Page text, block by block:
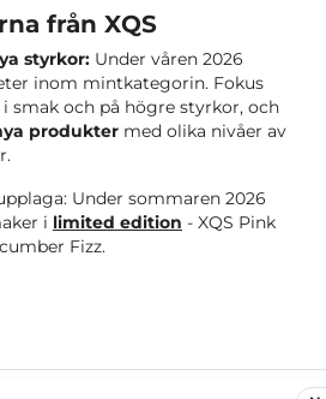
från XQS
styrkor: Under våren 2026
inom mintkategorin. Fokus
smak och på högre styrkor, och
produkter med olika nivåer av
Under sommaren 2026
i limited edition - XQS Pink
Fizz.